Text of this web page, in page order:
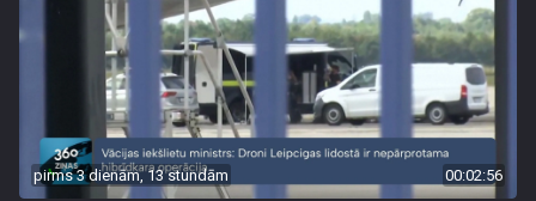
pirms 3 dienām, 13 stundām 00:02:56